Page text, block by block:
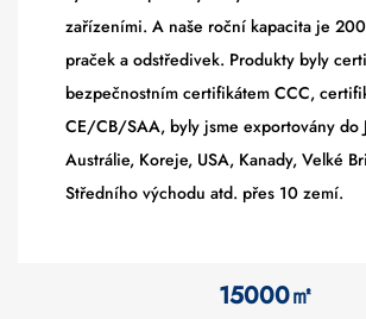
zařízeními. A naše roční kapacita je
praček a odstředivek. Produkty byly
bezpečnostním certifikátem CCC,
CE/CB/SAA, byly jsme exportovány do
Austrálie, Koreje, USA, Kanady, Velké
Středního východu atd. přes 10 zemí.
15000㎡